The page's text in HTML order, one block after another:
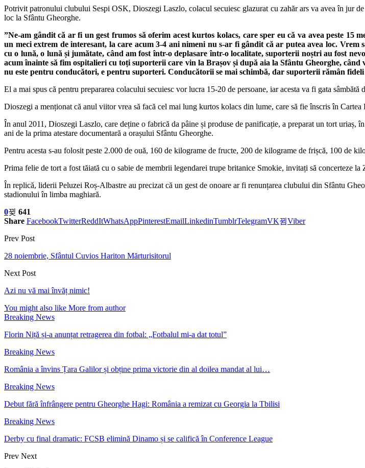
Potrivit patronului clubului Sespi OSK, Dioszegi Laszlo, colacul secuiesc glazurat cu zahăr ars va avea în jur
loc la Sfântu Gheorghe.
”Ne-am gândit că ar fi un gest frumos să oferim acest kurtos kolacs, care sper eu că va avea peste
un meci extrem de interesant, la care acum 3-4 ani nimeni nu s-ar fi gândit că ar putea avea loc.
cu o lună, o lună și jumătate, când am fost într-o deplasare într-o localitate, suporterii noștri au fost
acum înainte să fim ospitalieri cu toți suporterii care vin la Brașov și după aia la Sfântu Gheorghe,
nu este pentru conducători, e pentru suporteri. Conducătorii se mai schimbă, dar suporterii rămân
El a mai spus că pentru prepararea colacului secuiesc vor lucra 15-20 de persoane, iar acesta va fi gata sâmbătă
Dioszegi a menționat că anul viitor vrea să facă cel mai lung kurtos kolacs din lume, care să fie înscris în Cartea
În anul 2011, Dioszegi Laszlo, care deține o fabrică da pâine și produse de panificație, a preparat un tort
ani de la prima atestare documentară a orașului Sfântu Gheorghe.
Pentru acesta s-au folosit peste 2.000 de ouă, 160 de kilograme de fructe, 200 de kilograme de frișcă, 100 de
Prima felie de tort a fost tăiată cu o sabie de membrii legendarei trupe britanice Smokie, invitați să concerteze la
În replică, liderii Peluzei Roș-Albastre au precizat că un gest de onoare ar fi renunțarea clubului din Sfântu
stadionului în limba maghiară.
0
641
Share FacebookTwitterReddItWhatsAppPinterestEmailLinkedinTumblrTelegramVK
Viber
Prev Post
28 noiembrie, Sfântul Cuvios Hariton Mărturisitorul
Next Post
Azi nu vă mai învăț nimic!
You might also like More from author
Breaking News
Florin Niță și-a anunțat retragerea din fotbal: „Fotbalul mi-a dat totul”
Breaking News
România a învins Țara Galilor și obține prima victorie din al doilea mandat al lui…
Breaking News
Debut fără înfrângere pentru Gheorghe Hagi: România a remizat cu Georgia la Tbilisi
Breaking News
Derby cu final dramatic: FCSB elimină Dinamo și se califică în Conference League
Prev Next